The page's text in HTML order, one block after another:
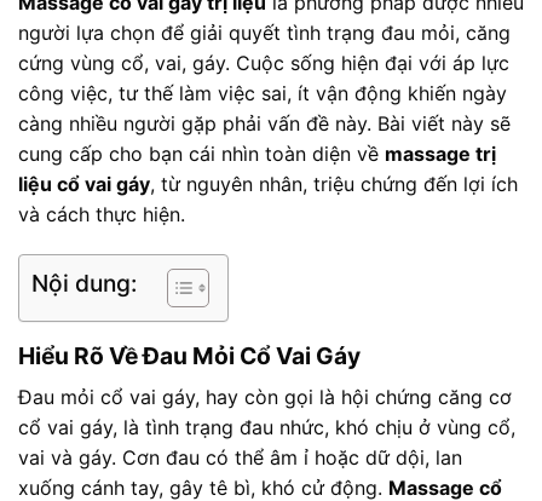
người lựa chọn để giải quyết tình trạng đau mỏi, căng
cứng vùng cổ, vai, gáy. Cuộc sống hiện đại với áp lực
công việc, tư thế làm việc sai, ít vận động khiến ngày
càng nhiều người gặp phải vấn đề này. Bài viết này sẽ
cung cấp cho bạn cái nhìn toàn diện về massage trị
liệu cổ vai gáy, từ nguyên nhân, triệu chứng đến lợi ích
và cách thực hiện.
Nội dung:
Hiểu Rõ Về Đau Mỏi Cổ Vai Gáy
Đau mỏi cổ vai gáy, hay còn gọi là hội chứng căng cơ
cổ vai gáy, là tình trạng đau nhức, khó chịu ở vùng cổ,
vai và gáy. Cơn đau có thể âm ỉ hoặc dữ dội, lan
xuống cánh tay, gây tê bì, khó cử động. Massage cổ